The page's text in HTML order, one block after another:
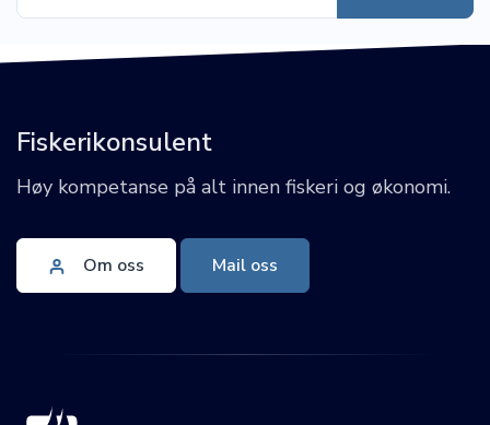
Fiskerikonsulent
Høy kompetanse på alt innen fiskeri og økonomi.
Om oss Mail oss